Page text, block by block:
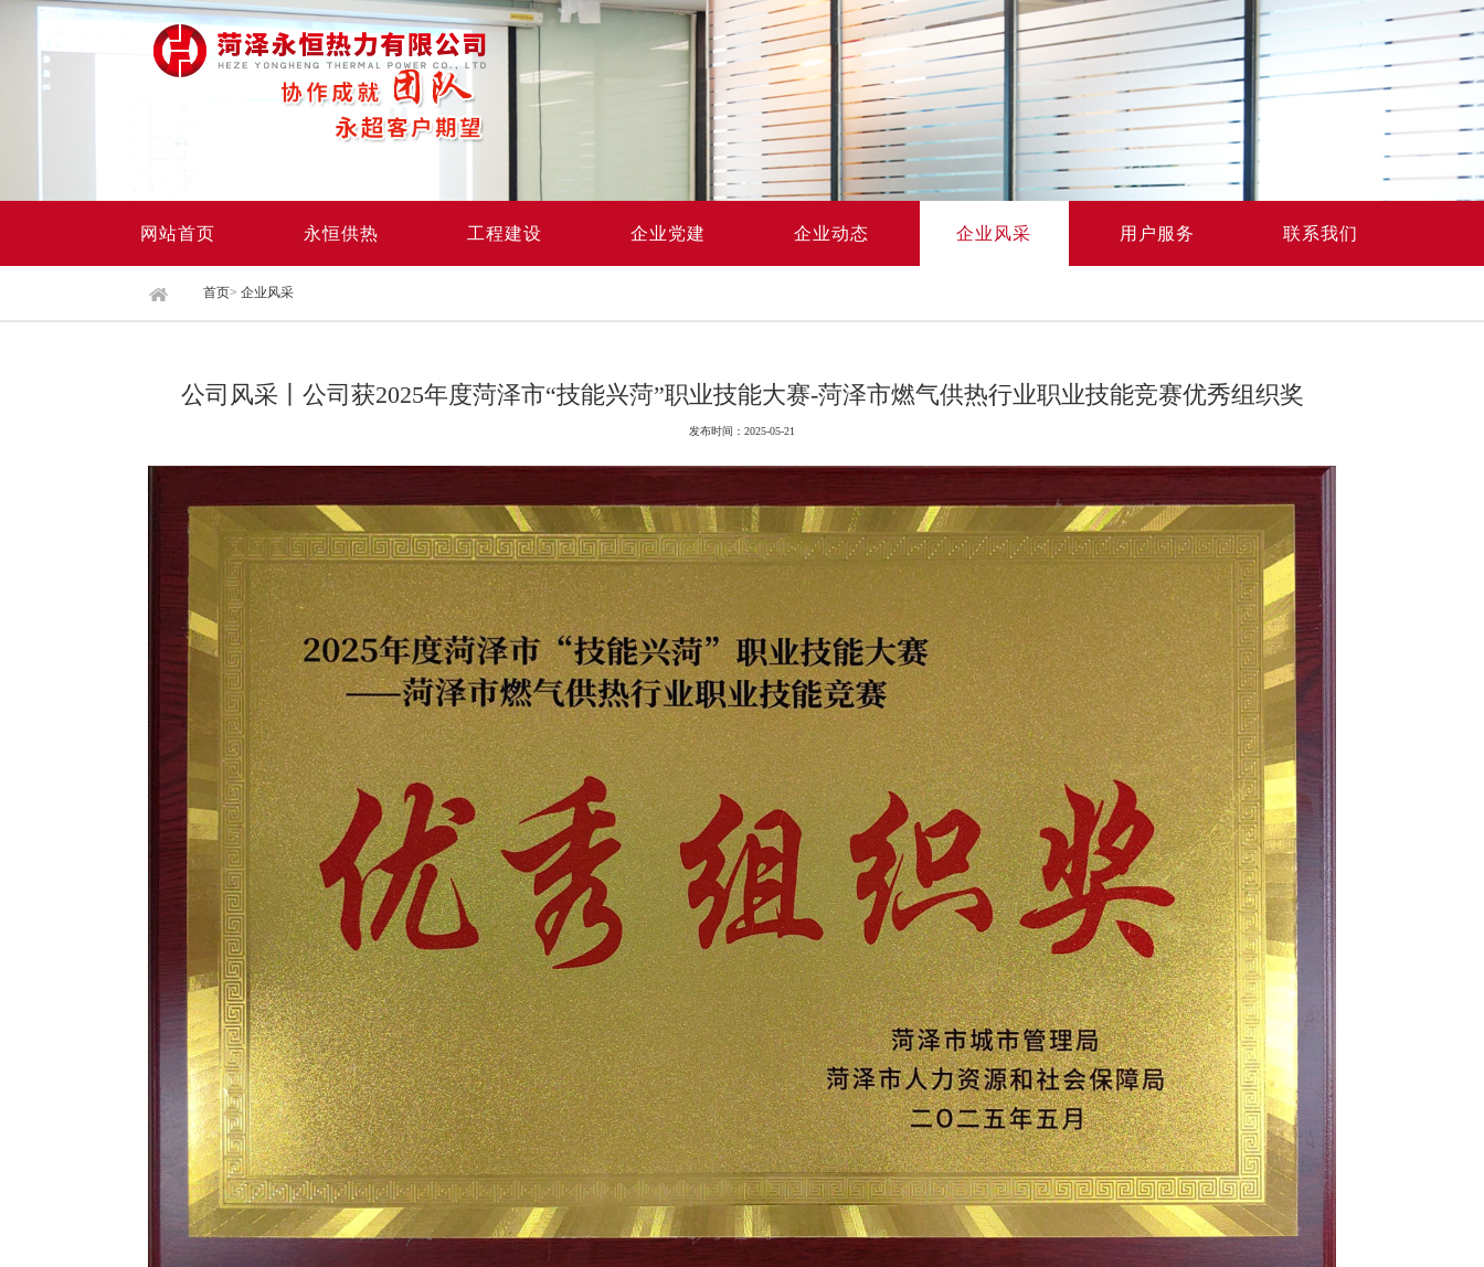
网站首页 永恒供热 工程建设 企业党建 企业动态 企业风采 用户服务 联系我们
首页> 企业风采
公司风采丨公司获2025年度菏泽市“技能兴菏”职业技能大赛-菏泽市燃气供热行业职业技能竞赛优秀组织奖
发布时间：2025-05-21